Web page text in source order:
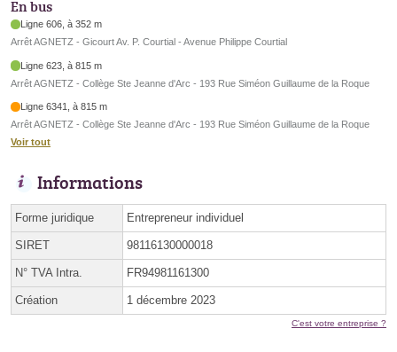
En bus
Ligne 606, à 352 m
Arrêt AGNETZ - Gicourt Av. P. Courtial - Avenue Philippe Courtial
Ligne 623, à 815 m
Arrêt AGNETZ - Collège Ste Jeanne d'Arc - 193 Rue Siméon Guillaume de la Roque
Ligne 6341, à 815 m
Arrêt AGNETZ - Collège Ste Jeanne d'Arc - 193 Rue Siméon Guillaume de la Roque
Voir tout
Informations
Forme juridique Entrepreneur individuel
SIRET 98116130000018
N° TVA Intra. FR94981161300
Création 1 décembre 2023
C'est votre entreprise ?